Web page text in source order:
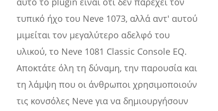
τυπικό ήχο του Neve 1073, αλλά αντ' αυτού
μιμείται τον μεγαλύτερο αδελφό του
υλικού, το Neve 1081 Classic Console EQ.
Αποκτάτε όλη τη δύναμη, την παρουσία και
τη λάμψη που οι άνθρωποι χρησιμοποιούν
τις κονσόλες Neve για να δημιουργήσουν